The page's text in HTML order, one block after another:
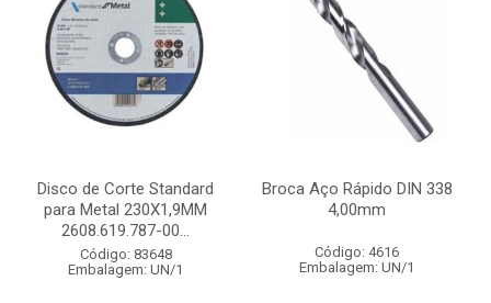
Disco de Corte Standard
para Metal 230X1,9MM
2608.619.787-00...
Código: 83648
Embalagem: UN/1
Broca Aço Rápido DIN 338
4,00mm
Código: 4616
Embalagem: UN/1